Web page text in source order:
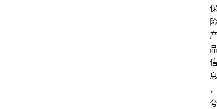
保
险
产
品
信
息
，
夸